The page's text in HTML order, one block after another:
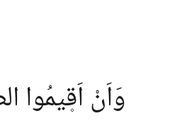
وَاَنْ اَق۪يمُوا